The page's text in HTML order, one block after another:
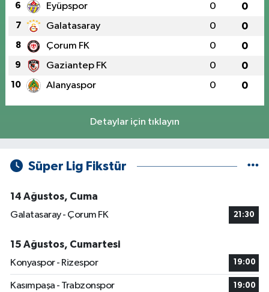
6 Eyüpspor 0 0
7 Galatasaray 0 0
8 Çorum FK 0 0
9 Gaziantep FK 0 0
10 Alanyaspor 0 0
Detaylar için tıklayın
Süper Lig Fikstür
14 Ağustos, Cuma
Galatasaray - Çorum FK
21:30
15 Ağustos, Cumartesi
Konyaspor - Rizespor
19:00
Kasımpaşa - Trabzonspor 19:00